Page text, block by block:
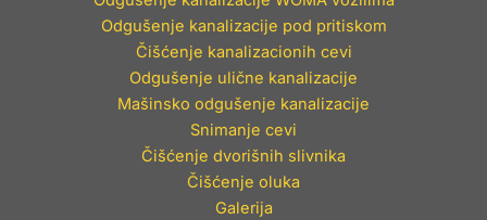
Odgušenje kanalizacije pod pritiskom
Čišćenje kanalizacionih cevi
Odgušenje ulične kanalizacije
Mašinsko odgušenje kanalizacije
Snimanje cevi
Čišćenje dvorišnih slivnika
Čišćenje oluka
Galerija